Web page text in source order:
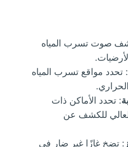
صوت تسرب المياه
: تحدد مواقع تسرب المياه
: تحدد الأماكن ذات
للكشف عن
: تضخ غازًا غير ضار في